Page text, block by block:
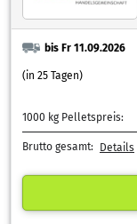
bis Fr 11.09.2026
(in 25 Tagen)
1000 kg Pelletspreis:
Brutto gesamt: Details